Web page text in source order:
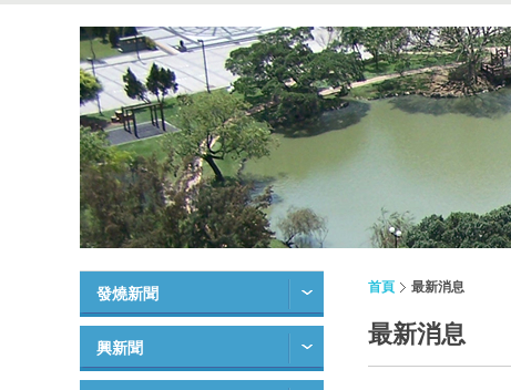
發燒新聞
興新聞
首頁 最新消息
最新消息